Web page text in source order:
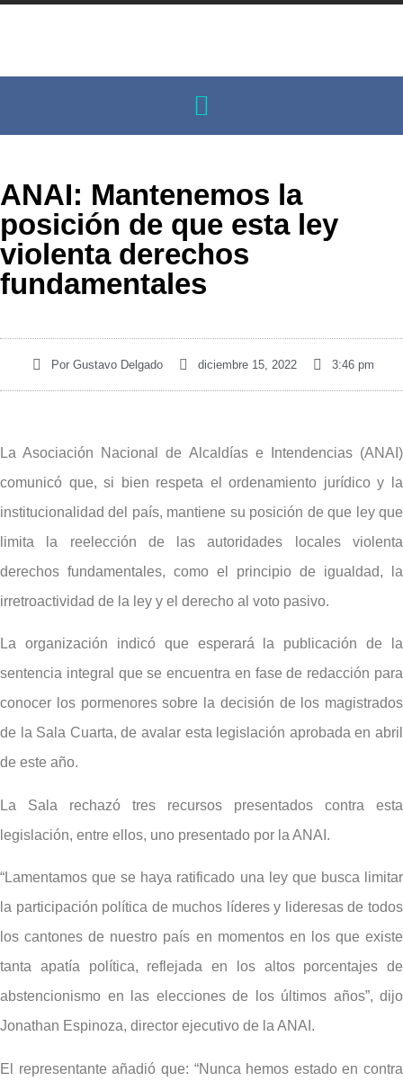
ANAI: Mantenemos la
posición de que esta ley
violenta derechos
fundamentales
PorGustavo Delgado diciembre 15, 2022 3:46 pm
La Asociación Nacional de Alcaldías e Intendencias (ANAI)
comunicó que, si bien respeta el ordenamiento jurídico y la
institucionalidad del país, mantiene su posición de que ley que
limita la reelección de las autoridades locales violenta
derechos fundamentales, como el principio de igualdad, la
irretroactividad de la ley y el derecho al voto pasivo.
La organización indicó que esperará la publicación de la
sentencia integral que se encuentra en fase de redacción para
conocer los pormenores sobre la decisión de los magistrados
de la Sala Cuarta, de avalar esta legislación aprobada en abril
de este año.
La Sala rechazó tres recursos presentados contra esta
legislación, entre ellos, uno presentado por la ANAI.
“Lamentamos que se haya ratificado una ley que busca limitar
la participación política de muchos líderes y lideresas de todos
los cantones de nuestro país en momentos en los que existe
tanta apatía política, reflejada en los altos porcentajes de
abstencionismo en las elecciones de los últimos años”, dijo
Jonathan Espinoza, director ejecutivo de la ANAI.
El representante añadió que: “Nunca hemos estado en contra